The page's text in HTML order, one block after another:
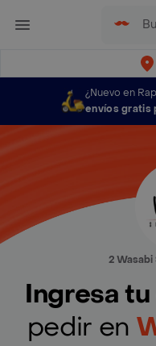
¿Nuevo en
envíos gratis
2 Wasabi
Ingresa
pedir en